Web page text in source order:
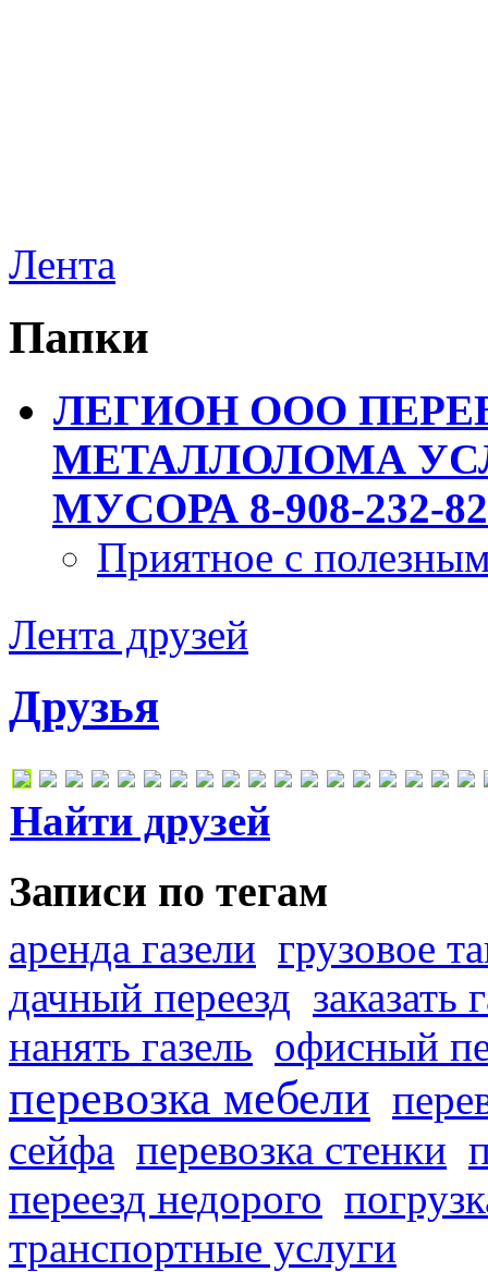
Лента
Папки
ЛЕГИОН ООО
МЕТАЛЛОЛОМА
МУСОРА 8-908-232-
Приятное с
Лента друзей
Друзья
Найти друзей
Записи по тегам
аренда газели грузовое
дачный переезд заказать
нанять газель офисный
перевозка мебели
сейфа перевозка стенки
переезд недорого
транспортные услуги